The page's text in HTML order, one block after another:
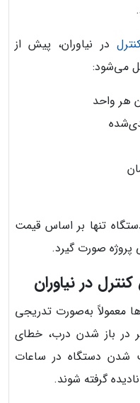
در نیاوران، پیش از
می‌شود:
هر واحد
تنها بر اساس قیمت
پروژه صورت گیرد.
در نیاوران
معمولاً به‌صورت تدریجی
در باز شدن درب، خطای
شدن دستگاه در ساعات
گرفته شوند.